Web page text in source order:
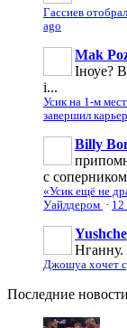
Гассиев
ago
Mak
Іноуе?
і...
Усик на 1-м
завершил
Billy
с
«Усик ещё не
Уайлдером · 12
Нганну.
Джошуа хочет
Последние новости